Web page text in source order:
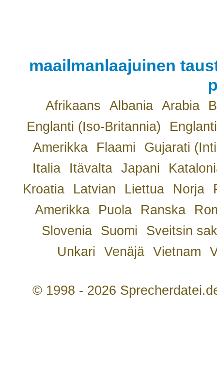
maailmanlaajuinen
Afrikaans Albania Arabia
Englanti (Iso-Britannia)
Amerikka
Flaami
Gujarati
Italia
Itävalta Japani
Kroatia
Latvian Liettua Norja
Amerikka
Puola Ranska
Slovenia
Suomi
Sveitsin
Unkari
Venäjä Vietnam
© 1998 - 2026